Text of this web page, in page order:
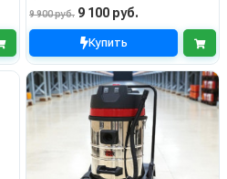
9 900 руб. 9 100 руб.
Купить